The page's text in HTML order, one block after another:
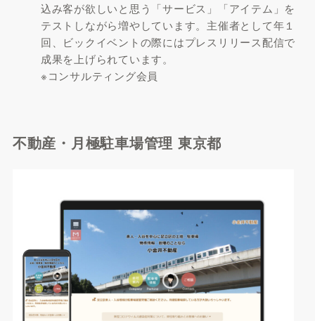
込み客が欲しいと思う「サービス」「アイテム」を
テストしながら増やしています。主催者として年１
回、ビックイベントの際にはプレスリリース配信で
成果を上げられています。
※コンサルティング会員
不動産・月極駐車場管理 東京都